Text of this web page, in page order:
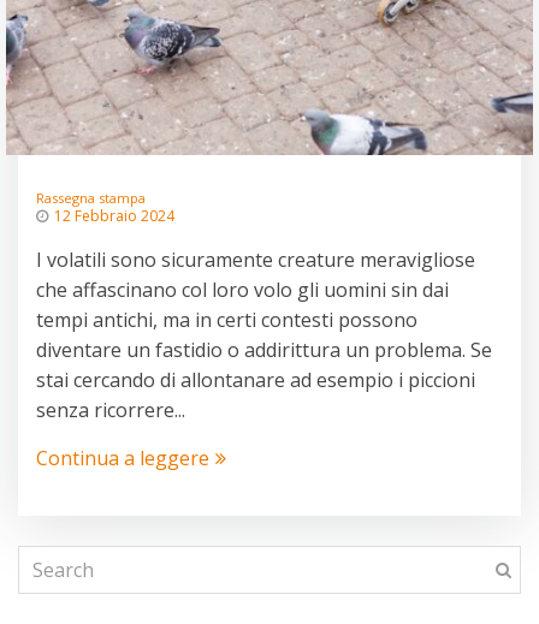
Rassegna stampa
12 Febbraio 2024
I volatili sono sicuramente creature meravigliose
che affascinano col loro volo gli uomini sin dai
tempi antichi, ma in certi contesti possono
diventare un fastidio o addirittura un problema. Se
stai cercando di allontanare ad esempio i piccioni
senza ricorrere...
Continua a leggere